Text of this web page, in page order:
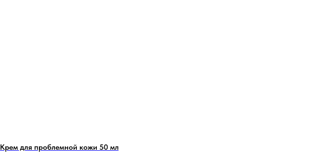
Крем для проблемной кожи 50 мл